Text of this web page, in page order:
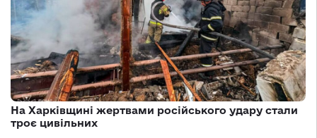
На Харківщині жертвами російського удару стали
троє цивільних